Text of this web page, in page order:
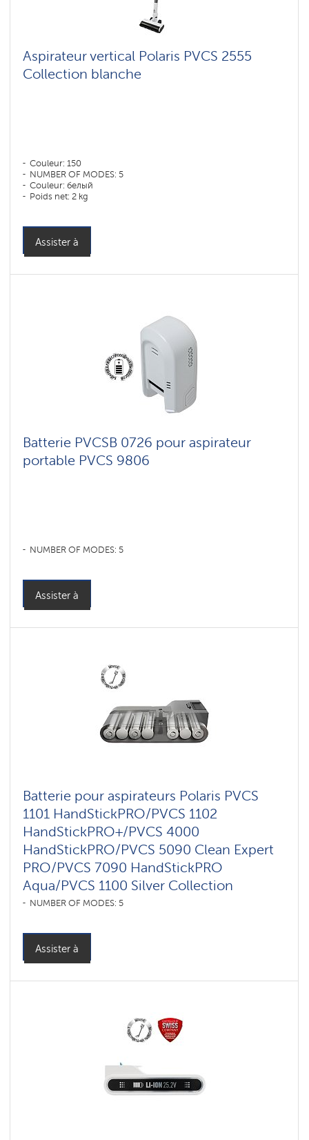
Aspirateur vertical Polaris PVCS 2555
Collection blanche
Couleur: 150
NUMBER OF MODES: 5
Couleur: белый
Poids net: 2 kg
Assister à
Batterie PVCSB 0726 pour aspirateur
portable PVCS 9806
NUMBER OF MODES: 5
Assister à
Batterie pour aspirateurs Polaris PVCS
1101 HandStickPRO/PVCS 1102
HandStickPRO+/PVCS 4000
HandStickPRO/PVCS 5090 Clean Expert
PRO/PVCS 7090 HandStickPRO
Aqua/PVCS 1100 Silver Collection
NUMBER OF MODES: 5
Assister à